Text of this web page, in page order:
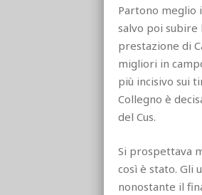
Partono meglio
salvo poi subire
prestazione di
migliori in
più incisivo sui
Collegno è
del Cus.
Si prospettava
così è stato. Gli
nonostante il